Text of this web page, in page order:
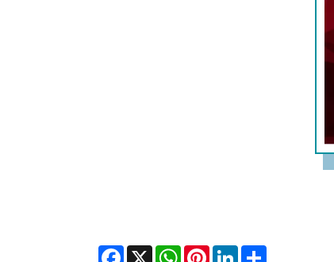
Facebook
X WhatsAppPinterestLinkedIn